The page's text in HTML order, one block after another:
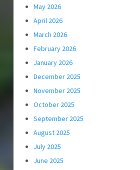
May 2026
April 2026
March 2026
February 2026
January 2026
December 2025
November 2025
October 2025
September 2025
August 2025
July 2025
June 2025